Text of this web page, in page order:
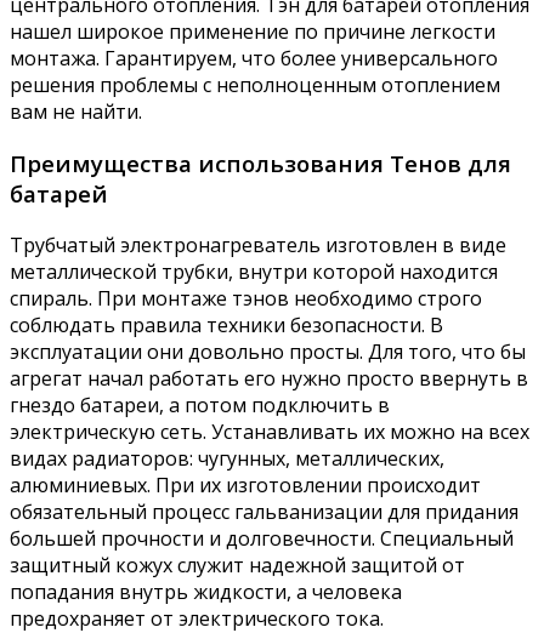
нашел широкое применение по причине легкости
монтажа. Гарантируем, что более универсального
решения проблемы с неполноценным отоплением
вам не найти.
Преимущества использования Тенов для
батарей
Трубчатый электронагреватель изготовлен в виде
металлической трубки, внутри которой находится
спираль. При монтаже тэнов необходимо строго
соблюдать правила техники безопасности. В
эксплуатации они довольно просты. Для того, что бы
агрегат начал работать его нужно просто ввернуть в
гнездо батареи, а потом подключить в
электрическую сеть. Устанавливать их можно на всех
видах радиаторов: чугунных, металлических,
алюминиевых. При их изготовлении происходит
обязательный процесс гальванизации для придания
большей прочности и долговечности. Специальный
защитный кожух служит надежной защитой от
попадания внутрь жидкости, а человека
предохраняет от электрического тока.